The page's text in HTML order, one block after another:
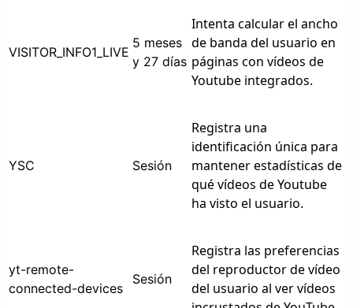
VISITOR_INFO1_LIVE
5 meses
y 27 días
Intenta calcular el ancho
de banda del usuario en
páginas con vídeos de
Youtube integrados.
YSC Sesión
Registra una
identificación única para
mantener estadísticas de
qué vídeos de Youtube
ha visto el usuario.
yt-remote-
connected-devices
Sesión
Registra las preferencias
del reproductor de vídeo
del usuario al ver vídeos